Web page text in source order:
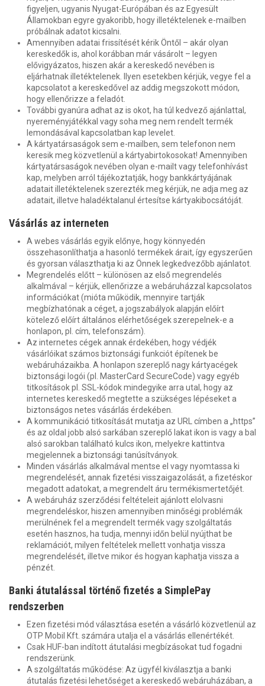
figyeljen, ugyanis Nyugat-Európában és az Egyesült
Államokban egyre gyakoribb, hogy illetéktelenek e-mailben
próbálnak adatot kicsalni.
Amennyiben adatai frissítését kérik Öntől – akár olyan
kereskedők is, ahol korábban már vásárolt – legyen
elővigyázatos, hiszen akár a kereskedő nevében is
eljárhatnak illetéktelenek. Ilyen esetekben kérjük, vegye fel a
kapcsolatot a kereskedővel az addig megszokott módon,
hogy ellenőrizze a feladót.
További gyanúra adhat az is okot, ha túl kedvező ajánlattal,
nyereményjátékkal vagy soha meg nem rendelt termék
lemondásával kapcsolatban kap levelet.
A kártyatársaságok sem e-mailben, sem telefonon nem
keresik meg közvetlenül a kártyabirtokosokat! Amennyiben
kártyatársaságok nevében olyan e-mailt vagy telefonhívást
kap, melyben arról tájékoztatják, hogy bankkártyájának
adatait illetéktelenek szerezték meg kérjük, ne adja meg az
adatait, illetve haladéktalanul értesítse kártyakibocsátóját.
Vásárlás az interneten
A webes vásárlás egyik előnye, hogy könnyedén
összehasonlíthatja a hasonló termékek árait, így egyszerűen
és gyorsan választhatja ki az Önnek legkedvezőbb ajánlatot.
Megrendelés előtt – különösen az első megrendelés
alkalmával – kérjük, ellenőrizze a webáruházzal kapcsolatos
információkat (mióta működik, mennyire tartják
megbízhatónak a céget, a jogszabályok alapján előírt
kötelező előírt általános elérhetőségek szerepelnek-e a
honlapon, pl. cím, telefonszám).
Az internetes cégek annak érdekében, hogy védjék
vásárlóikat számos biztonsági funkciót építenek be
webáruházaikba. A honlapon szereplő nagy kártyacégek
biztonsági logói (pl. MasterCard SecureCode) vagy egyéb
titkosítások pl. SSL-kódok mindegyike arra utal, hogy az
internetes kereskedő megtette a szükséges lépéseket a
biztonságos netes vásárlás érdekében.
A kommunikáció titkosítását mutatja az URL címben a „https”
és az oldal jobb alsó sarkában szereplő lakat ikon is vagy a bal
alsó sarokban található kulcs ikon, melyekre kattintva
megjelennek a biztonsági tanúsítványok.
Minden vásárlás alkalmával mentse el vagy nyomtassa ki
megrendelését, annak fizetési visszaigazolását, a fizetéskor
megadott adatokat, a megrendelt áru termékismertetőjét.
A webáruház szerződési feltételeit ajánlott elolvasni
megrendeléskor, hiszen amennyiben minőségi problémák
merülnének fel a megrendelt termék vagy szolgáltatás
esetén hasznos, ha tudja, mennyi időn belül nyújthat be
reklamációt, milyen feltételek mellett vonhatja vissza
megrendelését, illetve mikor és hogyan kaphatja vissza a
pénzét.
Banki átutalással történő fizetés a SimplePay
rendszerben
Ezen fizetési mód választása esetén a vásárló közvetlenül az
OTP Mobil Kft. számára utalja el a vásárlás ellenértékét.
Csak HUF-ban indított átutalási megbízásokat tud fogadni
rendszerünk.
A szolgáltatás működése: Az ügyfél kiválasztja a banki
átutalás fizetési lehetőséget a kereskedő webáruházában, a